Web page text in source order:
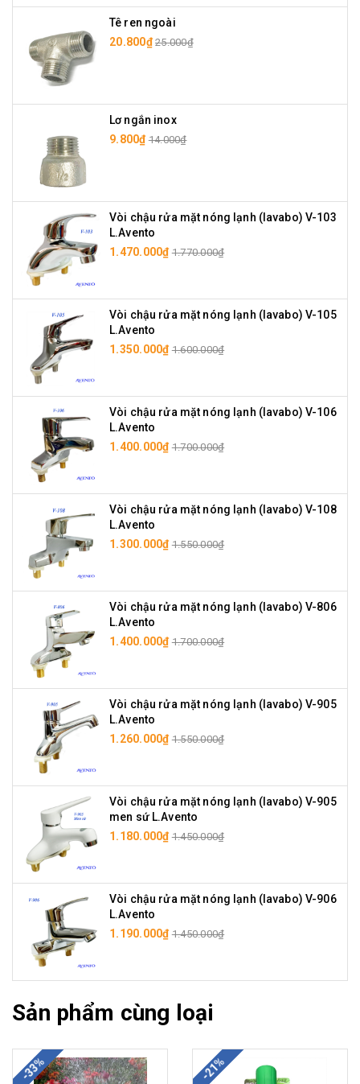
Tê ren ngoài
20.800₫ 25.000₫
Lơ ngắn inox
9.800₫ 14.000₫
Vòi chậu rửa mặt nóng lạnh (lavabo) V-103
L.Avento
1.470.000₫ 1.770.000₫
Vòi chậu rửa mặt nóng lạnh (lavabo) V-105
L.Avento
1.350.000₫ 1.600.000₫
Vòi chậu rửa mặt nóng lạnh (lavabo) V-106
L.Avento
1.400.000₫ 1.700.000₫
Vòi chậu rửa mặt nóng lạnh (lavabo) V-108
L.Avento
1.300.000₫ 1.550.000₫
Vòi chậu rửa mặt nóng lạnh (lavabo) V-806
L.Avento
1.400.000₫ 1.700.000₫
Vòi chậu rửa mặt nóng lạnh (lavabo) V-905
L.Avento
1.260.000₫ 1.550.000₫
Vòi chậu rửa mặt nóng lạnh (lavabo) V-905
men sứ L.Avento
1.180.000₫ 1.450.000₫
Vòi chậu rửa mặt nóng lạnh (lavabo) V-906
L.Avento
1.190.000₫ 1.450.000₫
Sản phẩm cùng loại
-33% -21%